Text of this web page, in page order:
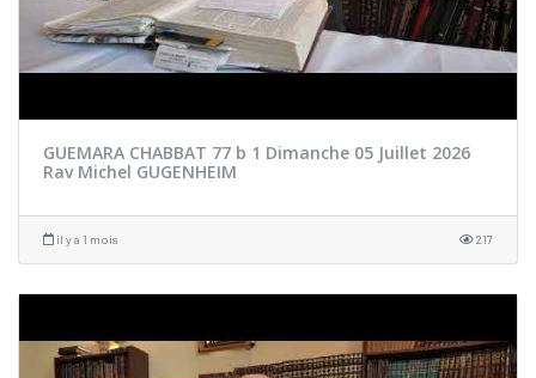
GUEMARA CHABBAT 77 b 1 Dimanche 05 Juillet 2026
Rav Michel GUGENHEIM
il y a 1 mois 217